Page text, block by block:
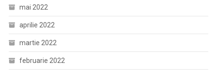
mai 2022
aprilie 2022
martie 2022
februarie 2022